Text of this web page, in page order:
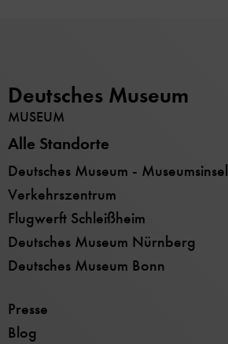
Deutsches Museum
MUSEUM
Alle Standorte
Deutsches Museum - Museumsinsel
Verkehrszentrum
Flugwerft Schleißheim
Deutsches Museum Nürnberg
Deutsches Museum Bonn
Presse
Blog